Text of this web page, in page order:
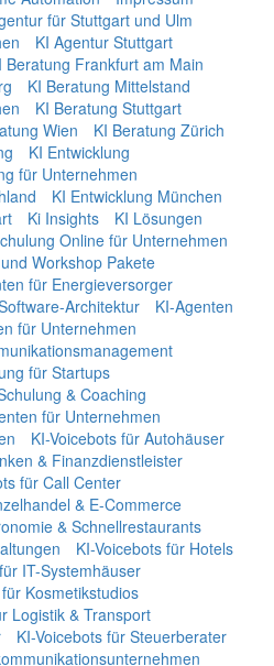
für Stuttgart und Ulm
KI Agentur Stuttgart
Beratung Frankfurt am Main
KI Beratung Mittelstand
KI Beratung Stuttgart
Wien
KI Beratung Zürich
KI Entwicklung
für Unternehmen
KI Entwicklung München
Ki Insights
KI Lösungen
Online für Unternehmen
Workshop Pakete
für Energieversorger
Architektur
KI-Agenten
für Unternehmen
für Startups
& Coaching
für Unternehmen
KI-Voicebots für Autohäuser
& Finanzdienstleister
für Call Center
& E-Commerce
& Schnellrestaurants
KI-Voicebots für Hotels
IT-Systemhäuser
Kosmetikstudios
Logistik & Transport
KI-Voicebots für Steuerberater